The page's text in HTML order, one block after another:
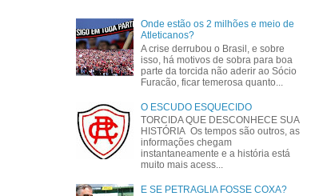
Onde estão os 2 milhões e meio de
Atleticanos?
A crise derrubou o Brasil, e sobre
isso, há motivos de sobra para boa
parte da torcida não aderir ao Sócio
Furacão, ficar temerosa quanto...
O ESCUDO ESQUECIDO
TORCIDA QUE DESCONHECE SUA
HISTÓRIA Os tempos são outros, as
informações chegam
instantaneamente e a história está
muito mais acess...
E SE PETRAGLIA FOSSE COXA?